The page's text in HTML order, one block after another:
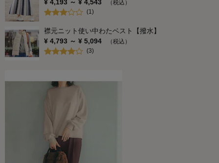
¥ 4,193 ～ ¥ 4,543
（税込）
(1)
襟元ニット使い中わたベスト【撥水】
¥ 4,793 ～ ¥ 5,094
（税込）
(3)